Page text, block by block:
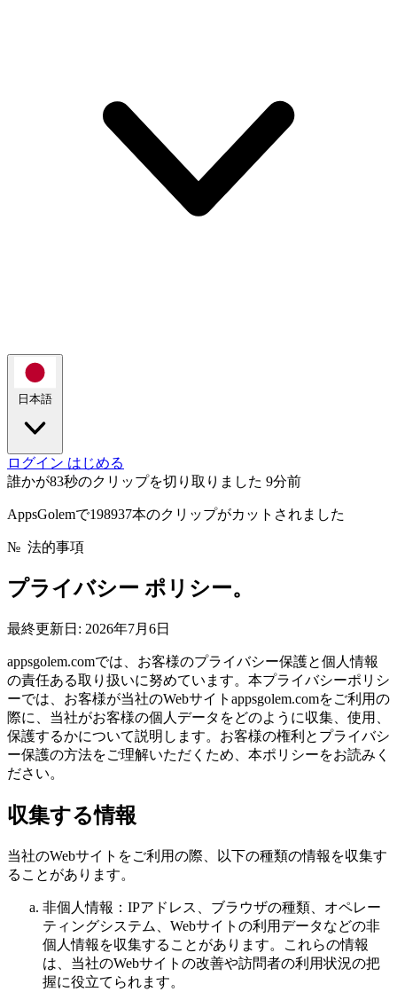
日本語
ログイン はじめる
誰かが83秒のクリップを切り取りました 9分前
AppsGolemで198937本のクリップがカットされました
№ 法的事項
プライバシー ポリシー。
最終更新日: 2026年7月6日
appsgolem.comでは、お客様のプライバシー保護と個人情報
の責任ある取り扱いに努めています。本プライバシーポリシ
ーでは、お客様が当社のWebサイトappsgolem.comをご利用の
際に、当社がお客様の個人データをどのように収集、使用、
保護するかについて説明します。お客様の権利とプライバシ
ー保護の方法をご理解いただくため、本ポリシーをお読みく
ださい。
収集する情報
当社のWebサイトをご利用の際、以下の種類の情報を収集す
ることがあります。
非個人情報：IPアドレス、ブラウザの種類、オペレー
ティングシステム、Webサイトの利用データなどの非
個人情報を収集することがあります。これらの情報
は、当社のWebサイトの改善や訪問者の利用状況の把
握に役立てられます。